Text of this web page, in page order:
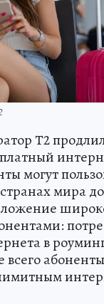
Т2
могут
мира
в